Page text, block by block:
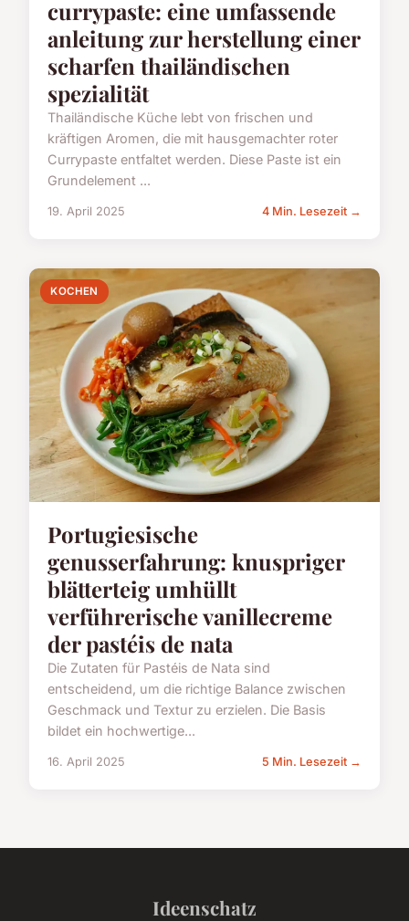
currypaste: eine umfassende
anleitung zur herstellung einer
scharfen thailändischen
spezialität
Thailändische Küche lebt von frischen und
kräftigen Aromen, die mit hausgemachter roter
Currypaste entfaltet werden. Diese Paste ist ein
Grundelement ...
19. April 2025 4 Min. Lesezeit →
KOCHEN
Portugiesische
genusserfahrung: knuspriger
blätterteig umhüllt
verführerische vanillecreme
der pastéis de nata
Die Zutaten für Pastéis de Nata sind
entscheidend, um die richtige Balance zwischen
Geschmack und Textur zu erzielen. Die Basis
bildet ein hochwertige...
16. April 2025 5 Min. Lesezeit →
Ideenschatz